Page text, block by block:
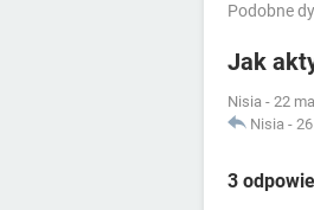
Podobne
Jak
Nisia - 22
Nisia -
3